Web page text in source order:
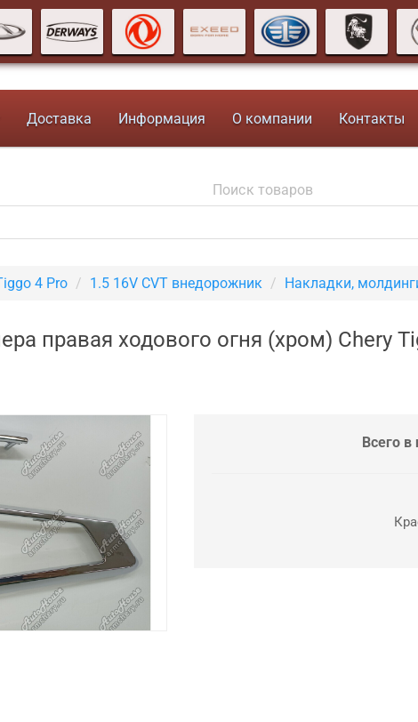
Доставка Информация О компании Контакты
4 Pro 1.5 16V CVT внедорожник Накладки,
правая ходового огня (хром) Chery
Всего в